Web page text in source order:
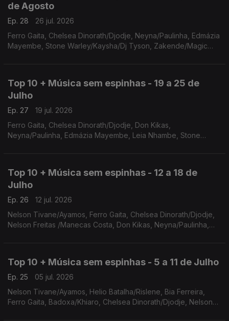
de Agosto
Ep. 28
26 jul. 2026
Ferro Gaita, Chelsea Dinorath/Djodje, Neyna/Paulinha, Edmázia
Mayembe, Stone Warley/Kaysha/Dj Tyson, Zakende/Magic
Top 10 + Música sem espinhas - 19 a 25 de
Julho
Ep. 27
19 jul. 2026
Ferro Gaita, Chelsea Dinorath/Djodje, Don Kikas,
Neyna/Paulinha, Edmázia Mayembe, Leia Nhambe, Stone
Top 10 + Música sem espinhas - 12 a 18 de
Julho
Ep. 26
12 jul. 2026
Nelson Tivane/Ayamos, Ferro Gaita, Chelsea Dinorath/Djodje,
Nelson Freitas /Manecas Costa, Don Kikas, Neyna/Paulinha,
Top 10 + Música sem espinhas - 5 a 11 de Julho
Ep. 25
05 jul. 2026
Nelson Tivane/Ayamos, Helio Batalha/Rislene, Bia Ferreira,
Ferro Gaita, Badoxa/Khiaro, Chelsea Dinorath/Djodje, Nelson